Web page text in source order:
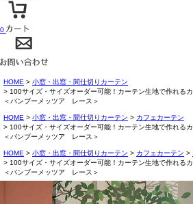
0
HOME
小窓・出窓・間仕切りカーテン
100サイズ・サイズオーダー可能！カーテン生地で作れる
＜バンブーメッツア レース＞
HOME 小窓・出窓・間仕切りカーテン
カフェカーテン
100サイズ・サイズオーダー可能！カーテン生地で作れる
＜バンブーメッツア レース＞
HOME 小窓・出窓・間仕切りカーテン カフェカーテン
100サイズ・サイズオーダー可能！カーテン生地で作れる
＜バンブーメッツア レース＞